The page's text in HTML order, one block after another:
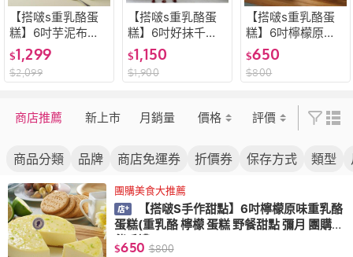
【搭啵s重乳酪蛋
糕】6吋芋泥布丁
(蛋糕 甜點 芋泥 布
丁 母親節 父親節
戚風)
$1,299
$2,099
【搭啵s重乳酪蛋
糕】6吋好抹千層
蛋糕(抹茶 千層 蛋
糕 麻糬 紅豆 甜點
彌月 生日 可麗餅)
$1,150
$1,900
【搭啵s重乳酪蛋
糕】6吋檸檬原味
重乳酪蛋糕(重乳酪
檸檬 蛋糕 野餐甜
點 彌月 團購 伴手
$650
$800
商店推薦 新上市 月銷量 價格 評價
商品分類 品牌 商店免運券 折價券 保存方式 類型
團購美食大推薦
【搭啵S手作甜點】6吋檸檬原味重乳酪
蛋糕(重乳酪 檸檬 蛋糕 野餐甜點 彌月 團購
伴手禮)
$650 $800